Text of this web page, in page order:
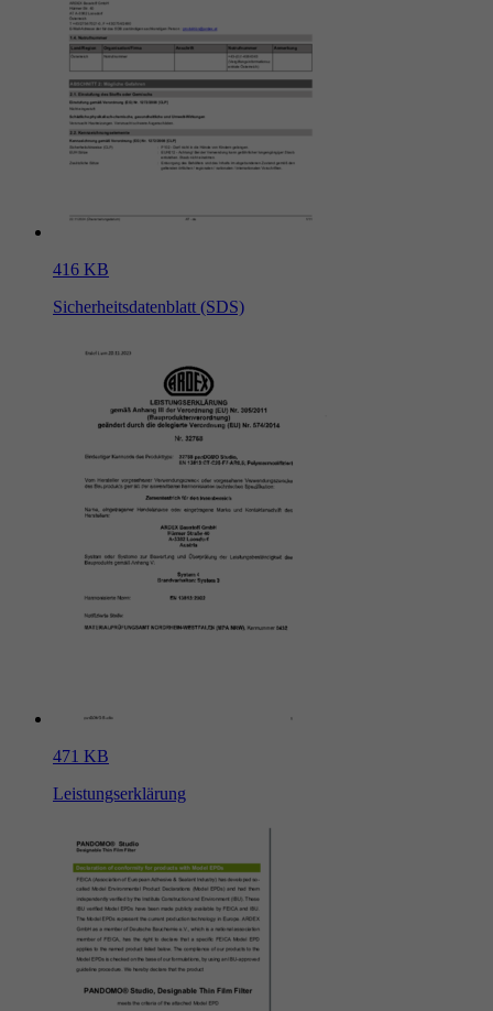
416 KB
Sicherheitsdatenblatt (SDS)
471 KB
Leistungserklärung